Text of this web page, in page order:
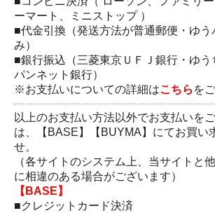
ーマート、ミニストップ ）
■代金引換（発送方法が普通郵便・ゆ
み）
■銀行振込（三菱東京ＵＦＪ銀行・ゆう
パンネット銀行）
※お支払いについての詳細はこちら を
以上のお支払い方法以外でお支払いを
は、【BASE】【BUYMA】にてお買い
せ。
（各サイトのシステム上、当サイトと
に相違のある場合がございます）
【BASE】
■クレジットカード決済